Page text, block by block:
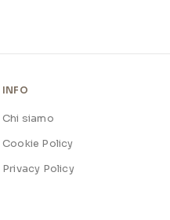
INFO
Chi siamo
Cookie Policy
Privacy Policy